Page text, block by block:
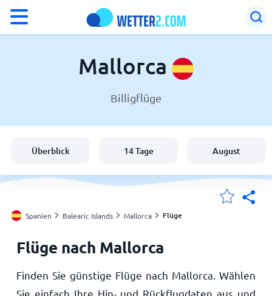
Schweiz
Deutschland
Meine Standorte
Startseite
Mallorca
Billigflüge
Überblick 14 Tage August
Spanien Balearic Islands Mallorca Flüge
Flüge nach Mallorca
Finden Sie günstige Flüge nach Mallorca. Wählen
Sie einfach Ihre Hin- und Rückflugdaten aus und